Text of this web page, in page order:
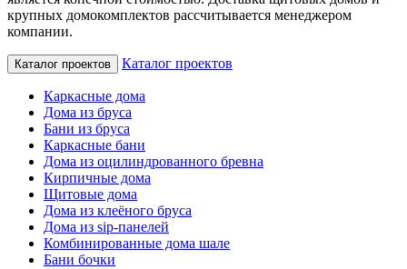
крупных домокомплектов рассчитывается менеджером
компании.
Каталог проектов Каталог проектов
Каркасные дома
Дома из бруса
Бани из бруса
Каркасные бани
Дома из оцилиндрованного бревна
Кирпичные дома
Щитовые дома
Дома из клеёного бруса
Дома из sip-панелей
Комбинированные дома шале
Бани бочки